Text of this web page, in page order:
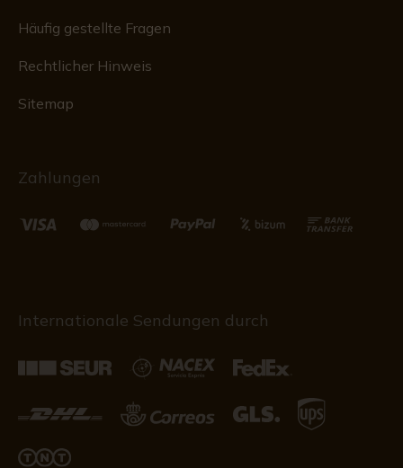
Häufig gestellte Fragen
Rechtlicher Hinweis
Sitemap
Zahlungen
Internationale Sendungen durch